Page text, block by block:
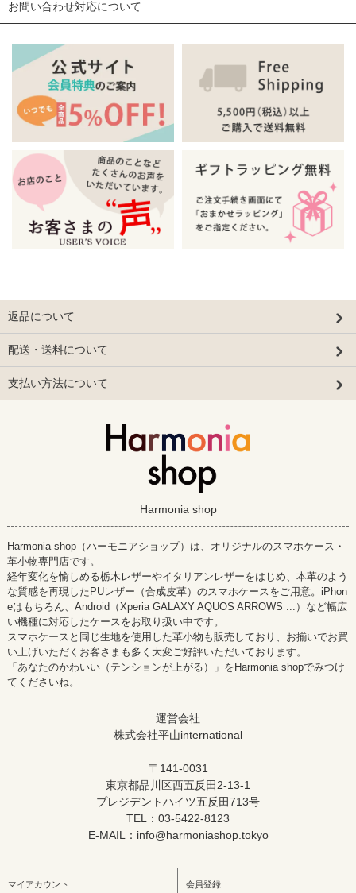
お問い合わせ対応について
返品について
配送・送料について
支払い方法について
Harmonia shop
Harmonia shop（ハーモニアショップ）は、オリジナルのスマホケース・
革小物専門店です。
経年変化を愉しめる栃木レザーやイタリアンレザーをはじめ、本革のよう
な質感を再現したPUレザー（合成皮革）のスマホケースをご用意。iPhon
eはもちろん、Android（Xperia GALAXY AQUOS ARROWS ...）など幅広
い機種に対応したケースをお取り扱い中です。
スマホケースと同じ生地を使用した革小物も販売しており、お揃いでお買
い上げいただくお客さまも多く大変ご好評いただいております。
「あなたのかわいい（テンションが上がる）」をHarmonia shopでみつけ
てくださいね。
運営会社
株式会社平山international
〒141-0031
東京都品川区西五反田2-13-1
プレジデントハイツ五反田713号
TEL：03-5422-8123
E-MAIL：info@harmoniashop.tokyo
マイアカウント 会員登録